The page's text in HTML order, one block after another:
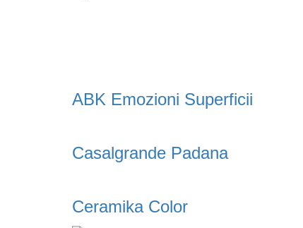
ABK Emozioni Superficii
Casalgrande Padana
Ceramika Color